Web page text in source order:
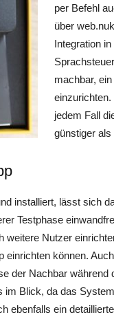
per Befehl
über
Integration
machbar,
jedem Fall
günstiger
installiert, lässt sich
Testphase
weitere Nutzer
einrichten können.
der Nachbar
im Blick, da das
ebenfalls ein